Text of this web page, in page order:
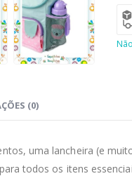
(0)
uma lancheira (e
todos os itens